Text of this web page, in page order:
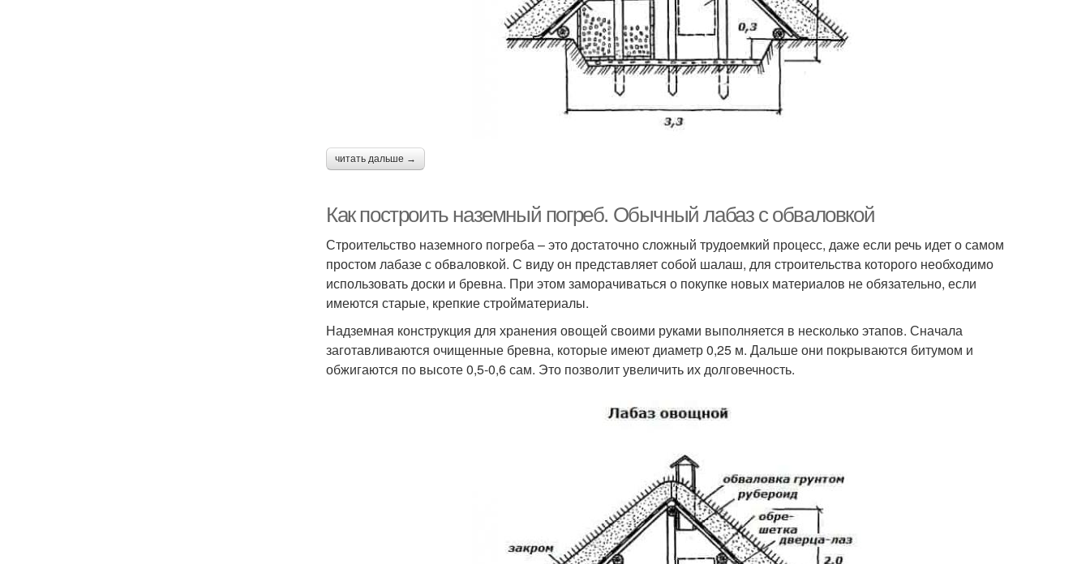
читать дальше →
Как построить наземный погреб. Обычный лабаз с обваловкой
Строительство наземного погреба – это достаточно сложный трудоемкий процесс, даже если речь идет о самом
простом лабазе с обваловкой. С виду он представляет собой шалаш, для строительства которого необходимо
использовать доски и бревна. При этом заморачиваться о покупке новых материалов не обязательно, если
имеются старые, крепкие стройматериалы.
Надземная конструкция для хранения овощей своими руками выполняется в несколько этапов. Сначала
заготавливаются очищенные бревна, которые имеют диаметр 0,25 м. Дальше они покрываются битумом и
обжигаются по высоте 0,5-0,6 сам. Это позволит увеличить их долговечность.